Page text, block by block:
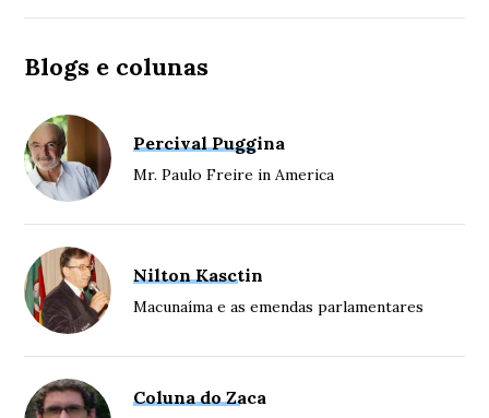
Blogs e colunas
Percival Puggina
Mr. Paulo Freire in America
Nilton Kasctin
Macunaíma e as emendas parlamentares
Coluna do Zaca